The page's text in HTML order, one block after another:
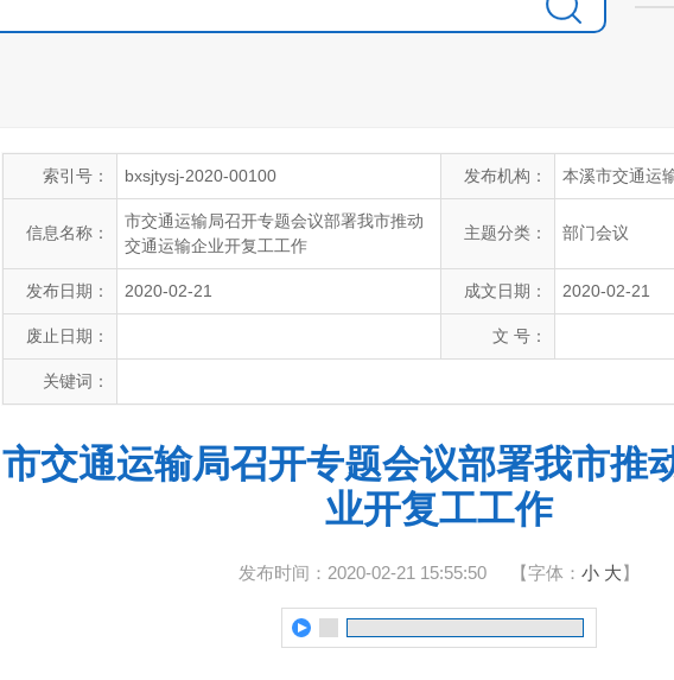
索引号： bxsjtysj-2020-00100 发布机构： 本溪市交通运
信息名称：
市交通运输局召开专题会议部署我市推动
交通运输企业开复工工作
主题分类： 部门会议
发布日期： 2020-02-21 成文日期： 2020-02-21
废止日期： 文 号：
关键词：
市交通运输局召开专题会议部署我市推
业开复工工作
发布时间：2020-02-21 15:55:50 【字体： 小 大】